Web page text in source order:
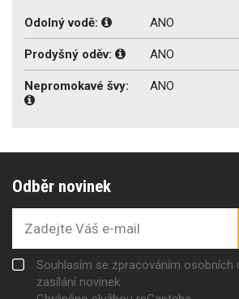
Odolný vodě: ANO
Prodyšný oděv: ANO
Nepromokavé švy: ANO
Odběr novinek
Souhlasím se zpracováním osobních
zasílání novinek